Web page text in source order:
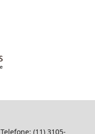
Telefone: (11) 3105-